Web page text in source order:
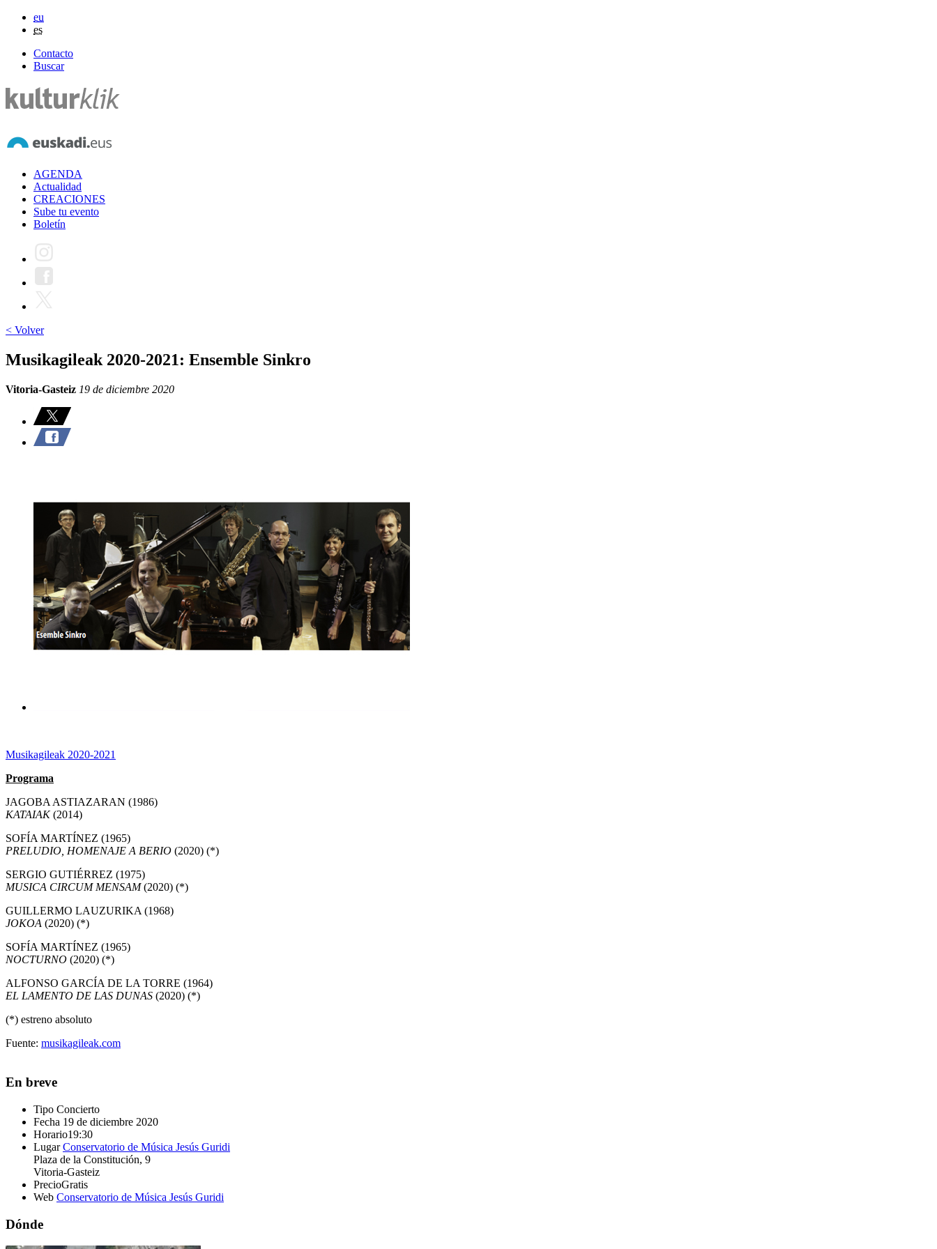
eu
es
Contacto
Buscar
AGENDA
Actualidad
CREACIONES
Sube tu evento
Boletín
< Volver
Musikagileak 2020-2021: Ensemble Sinkro
Vitoria-Gasteiz 19 de diciembre 2020
Musikagileak 2020-2021
Programa
JAGOBA ASTIAZARAN (1986)
KATAIAK(2014)
SOFÍA MARTÍNEZ (1965)
PRELUDIO, HOMENAJE A BERIO (2020) (*)
SERGIO GUTIÉRREZ (1975)
MUSICA CIRCUM MENSAM(2020) (*)
GUILLERMO LAUZURIKA (1968)
JOKOA (2020) (*)
SOFÍA MARTÍNEZ (1965)
NOCTURNO (2020) (*)
ALFONSO GARCÍA DE LA TORRE (1964)
EL LAMENTO DE LAS DUNAS (2020) (*)
(*) estreno absoluto
Fuente: musikagileak.com
En breve
Tipo Concierto
Fecha 19 de diciembre 2020
Horario19:30
Lugar Conservatorio de Música Jesús Guridi
Plaza de la Constitución, 9
Vitoria-Gasteiz
PrecioGratis
Web Conservatorio de Música Jesús Guridi
Dónde